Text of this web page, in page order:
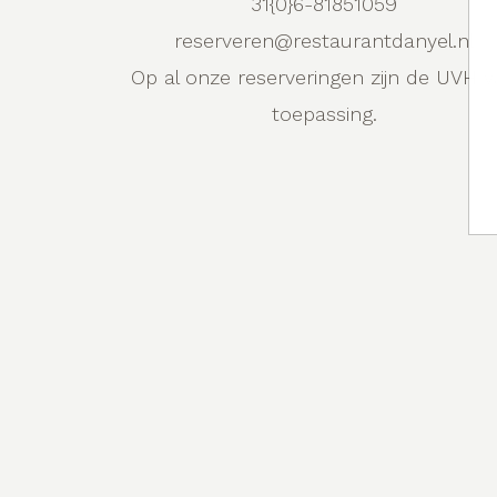
reserveren@restaurantdanyel.nl
Op al onze reserveringen zijn de UVH
toepassing.